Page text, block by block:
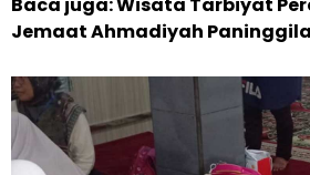
Jemaat Ahmadiyah